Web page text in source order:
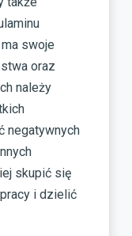
swoje
oraz
należy
negatywnych
skupić się
i dzielić